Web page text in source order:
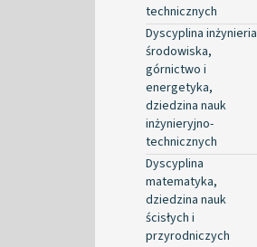
technicznych
Dyscyplina inżynieria
środowiska,
górnictwo i
energetyka,
dziedzina nauk
inżynieryjno-
technicznych
Dyscyplina
matematyka,
dziedzina nauk
ścisłych i
przyrodniczych